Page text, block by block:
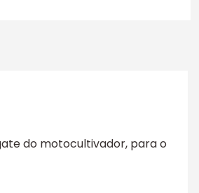
do motocultivador, para o